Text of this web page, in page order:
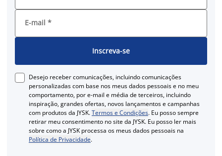
E-mail *
Inscreva-se
Desejo receber comunicações, incluindo comunicações
personalizadas com base nos meus dados pessoais e no meu
comportamento, por e-mail e média de terceiros, incluindo
inspiração, grandes ofertas, novos lançamentos e campanhas
com produtos da JYSK.Termos e Condições. Eu posso sempre
retirar meu consentimento no site da JYSK. Eu posso ler mais
sobre como a JYSK processa os meus dados pessoais na
Política de Privacidade.